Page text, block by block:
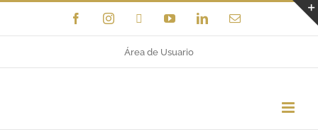
al
FacebookInstagram YouTubeLinkedInCorreo
Área de Usuario